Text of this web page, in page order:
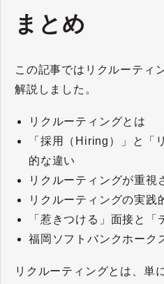
まとめ
この記事ではリクルーティ
解説しました。
リクルーティングとは
「採用（ Hiring ）」と「
的な違い
リクルーティングが重視
リクルーティングの実践
「惹きつける」面接と「
福岡ソフトバンクホーク
リクルーティングとは、単